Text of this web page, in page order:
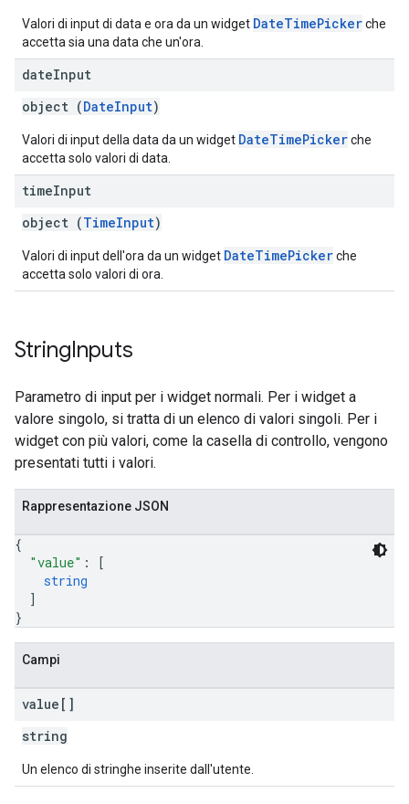
Valori di input di data e ora da un widget DateTimePickerche
accetta sia una data che un'ora.
dateInput
object (DateInput)
Valori di input della data da un widget DateTimePickerche
accetta solo valori di data.
timeInput
object (TimeInput)
Valori di input dell'ora da un widget DateTimePickerche
accetta solo valori di ora.
StringInputs
Parametro di input per i widget normali. Per i widget a
valore singolo, si tratta di un elenco di valori singoli. Per i
widget con più valori, come la casella di controllo, vengono
presentati tutti i valori.
Rappresentazione JSON
{
"value" :
[
string
]
}
Campi
value[]
string
Un elenco di stringhe inserite dall'utente.